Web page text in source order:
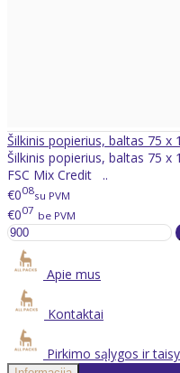
Šilkinis popierius, baltas 75 x
Šilkinis popierius, baltas 75 x
FSC Mix Credit ..
€008su PVM
€007 be PVM
Apie mus
Kontaktai
Pirkimo sąlygos ir